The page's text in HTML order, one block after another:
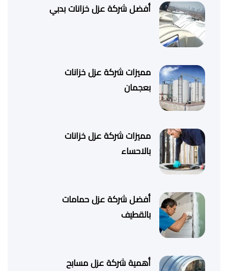
أفضل شركة عزل خزانات بدبي
مميزات شركة عزل خزانات
بعجمان
مميزات شركة عزل خزانات
بالاحساء
أفضل شركة عزل حمامات
بالقطيف
أهمية شركة عزل مسابح